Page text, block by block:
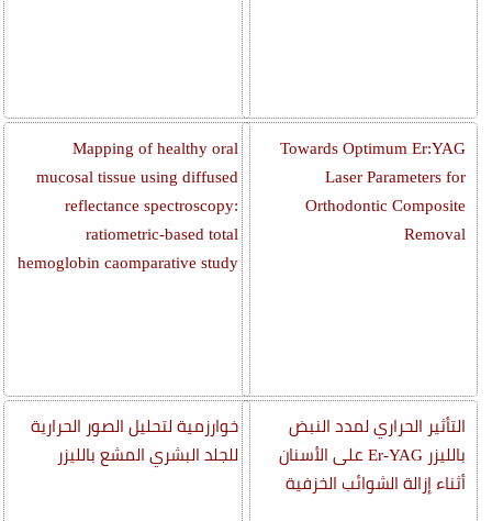
Towards Optimum Er:YAG
Laser Parameters for
Orthodontic Composite
Removal
التأثير الحراري لمدد النبض
بالليزر Er-YAG على الأسنان
أثناء إزالة الشوائب الخزفية
Mapping of healthy oral
mucosal tissue using diffused
reflectance spectroscopy:
ratiometric-based total
hemoglobin caomparative study
خوارزمية لتحليل الصور الحرارية
للجلد البشري المشع بالليزر